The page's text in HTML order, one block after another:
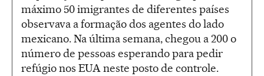
máximo 50 imigrantes de diferentes países
observava a formação dos agentes do lado
mexicano. Na última semana, chegou a 200 o
número de pessoas esperando para pedir
refúgio nos EUA neste posto de controle.